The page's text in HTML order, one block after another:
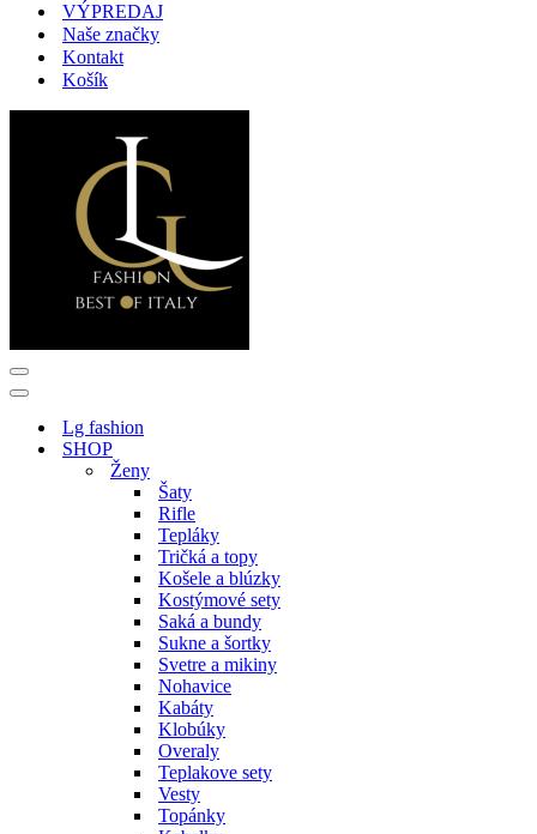
VÝPREDAJ
Naše značky
Kontakt
Košík
Menu
navigácie
Menu
navigácieLg fashion
SHOP
Ženy
Šaty
Rifle
Tepláky
Tričká a topy
Košele a blúzky
Kostýmové sety
Saká a bundy
Sukne a šortky
Svetre a mikiny
Nohavice
Kabáty
Klobúky
Overaly
Teplakove sety
Vesty
Topánky